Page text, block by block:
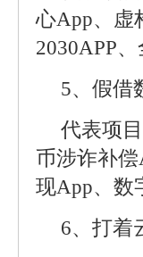
心App、虚
2030APP
5、假借
代表项
币涉诈补
现App、数
6、打着